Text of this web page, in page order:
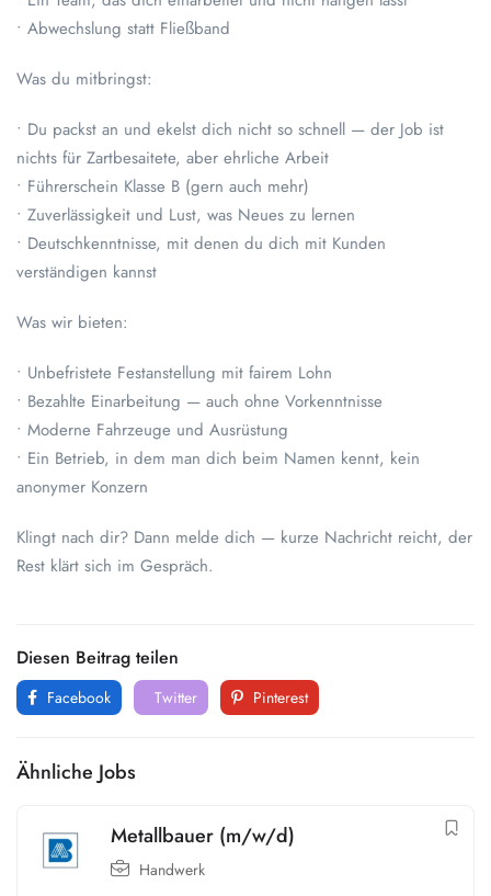
• Abwechslung statt Fließband
Was du mitbringst:
• Du packst an und ekelst dich nicht so schnell — der Job ist
nichts für Zartbesaitete, aber ehrliche Arbeit
• Führerschein Klasse B (gern auch mehr)
• Zuverlässigkeit und Lust, was Neues zu lernen
• Deutschkenntnisse, mit denen du dich mit Kunden
verständigen kannst
Was wir bieten:
• Unbefristete Festanstellung mit fairem Lohn
• Bezahlte Einarbeitung — auch ohne Vorkenntnisse
• Moderne Fahrzeuge und Ausrüstung
• Ein Betrieb, in dem man dich beim Namen kennt, kein
anonymer Konzern
Klingt nach dir? Dann melde dich — kurze Nachricht reicht, der
Rest klärt sich im Gespräch.
Diesen Beitrag teilen
Facebook Twitter Pinterest
Ähnliche Jobs
Metallbauer (m/w/d)
Handwerk